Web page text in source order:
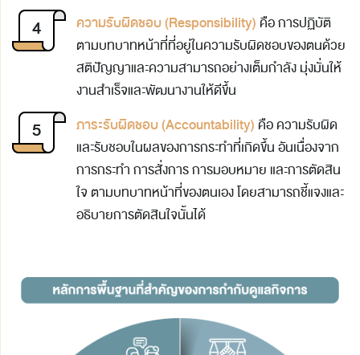
ความรับผิดชอบ (Responsibility) คือ การปฏิบัติ
ตามบทบาทหน้าที่ที่อยู่ในความรับผิดชอบของตนด้วย
สติปัญญาและความสามารถอย่างเต็มกำลัง มุ่งมั่นให้
งานสำเร็จและพัฒนางานให้ดีขึ้น
ภาระรับผิดชอบ (Accountability) คือ ความรับผิด
และรับชอบในผลของการกระทำที่เกิดขึ้น อันเนื่องจาก
การกระทำ การสั่งการ การมอบหมาย และการตัดสิน
ใจ ตามบทบาทหน้าที่ของตนเอง โดยสามารถชี้แจงและ
อธิบายการตัดสินใจนั้นได้